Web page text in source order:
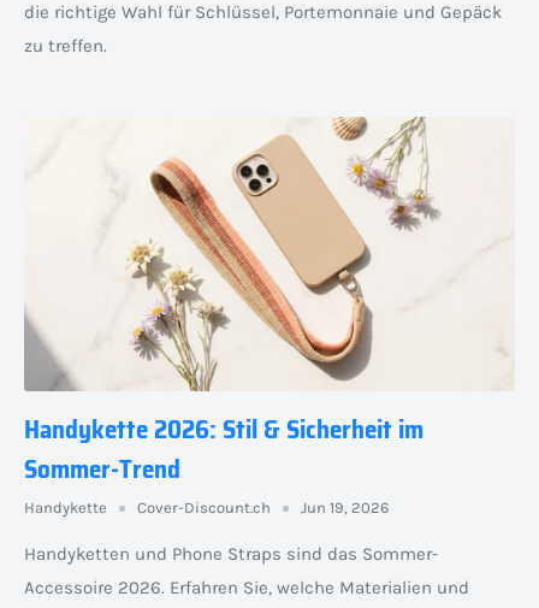
die richtige Wahl für Schlüssel, Portemonnaie und Gepäck
zu treffen.
Handykette 2026: Stil & Sicherheit im
Sommer-Trend
Handykette Cover-Discount.ch Jun 19, 2026
Handyketten und Phone Straps sind das Sommer-
Accessoire 2026. Erfahren Sie, welche Materialien und